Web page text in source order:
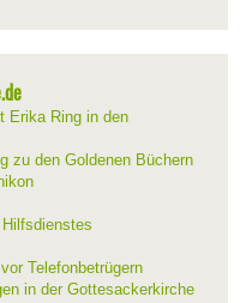
Erika Ring in den
zu den Goldenen Büchern
Telefonbetrügern
in der Gottesackerkirche